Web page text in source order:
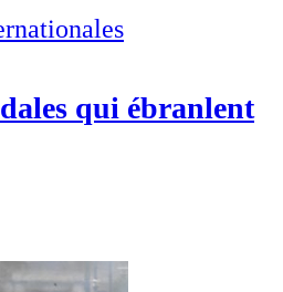
qui ébranlent